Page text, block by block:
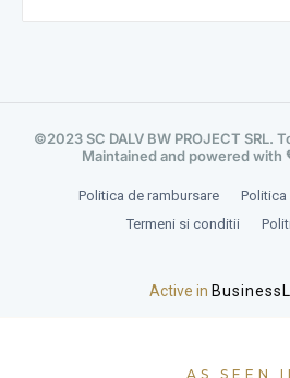
©2023 SC DALV BW PROJECT SRL.
Maintained and powered with
Politica de rambursare
Termeni si conditii
Active in
AS SEEN